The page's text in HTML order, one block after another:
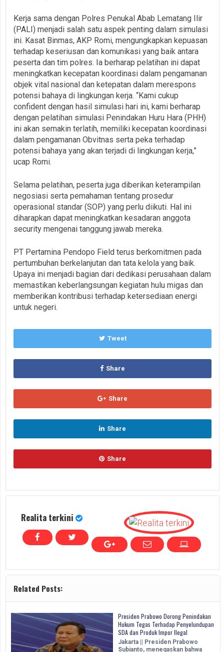
Kerja sama dengan Polres Penukal Abab Lematang Ilir
(PALI) menjadi salah satu aspek penting dalam simulasi
ini. Kasat Binmas, AKP Romi, mengungkapkan kepuasan
terhadap keseriusan dan komunikasi yang baik antara
peserta dan tim polres. Ia berharap pelatihan ini dapat
meningkatkan kecepatan koordinasi dalam pengamanan
objek vital nasional dan ketepatan dalam merespons
potensi bahaya di lingkungan kerja. “Kami cukup
confident dengan hasil simulasi hari ini, kami berharap
dengan pelatihan simulasi Penindakan Huru Hara (PHH)
ini akan semakin terlatih, memiliki kecepatan koordinasi
dalam pengamanan Obvitnas serta peka terhadap
potensi bahaya yang akan terjadi di lingkungan kerja,”
ucap Romi.
Selama pelatihan, peserta juga diberikan keterampilan
negosiasi serta pemahaman tentang prosedur
operasional standar (SOP) yang perlu diikuti. Hal ini
diharapkan dapat meningkatkan kesadaran anggota
security mengenai tanggung jawab mereka.
PT Pertamina Pendopo Field terus berkomitmen pada
pertumbuhan berkelanjutan dan tata kelola yang baik.
Upaya ini menjadi bagian dari dedikasi perusahaan dalam
memastikan keberlangsungan kegiatan hulu migas dan
memberikan kontribusi terhadap ketersediaan energi
untuk negeri.
Tweet
Share
Share
Share
Share
Realita terkini
Related Posts:
Presiden Prabowo Dorong Penindakan
Hukum Tegas Terhadap Penyelundupan
SDA dan Produk Impor Ilegal
Jakarta || Presiden Prabowo
Subianto, menegaskan bahwa